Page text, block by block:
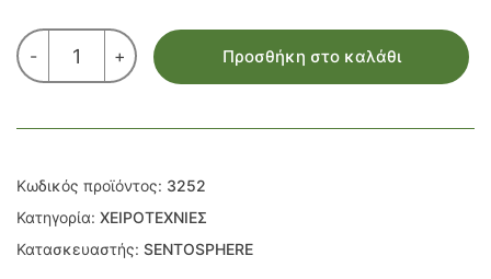
-
ΔΙΑΚΟΣΜΗΣΤΕ
ΒΡΑΧΙΟΛΙΑ
ΚΑΙ
ποσότητα
+ Προσθήκη στο καλάθι
Κωδικός προϊόντος: 3252
Κατηγορία: ΧΕΙΡΟΤΕΧΝΙΕΣ
Κατασκευαστής: SENTOSPHERE